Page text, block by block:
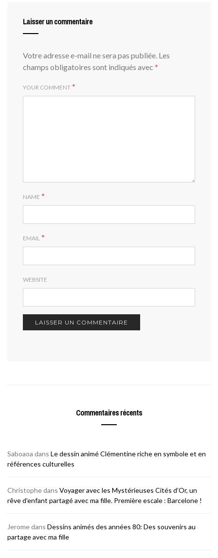
Laisser un commentaire
Votre adresse e-mail ne sera pas publiée. Les
champs obligatoires sont indiqués avec *
YOUR COMMENT *
NAME *
EMAIL *
WEBSITE
Commentaires récents
Saboaoa dans Le dessin animé Clémentine riche en symbole et en
références culturelles
Christophedans Voyager avec les Mystérieuses Cités d’Or, un
rêve d’enfant partagé avec ma fille. Première escale : Barcelone !
Jeromedans Dessins animés des années 80: Des souvenirs au
partage avec ma fille